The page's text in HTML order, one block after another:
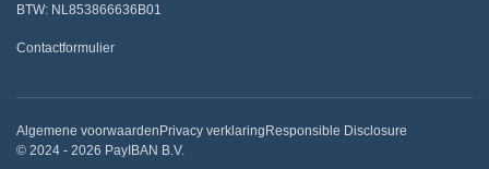
BTW: NL853866636B01
Contactformulier
Algemene voorwaardenPrivacy verklaringResponsible Disclosure
© 2024 - 2026 PayIBAN B.V.